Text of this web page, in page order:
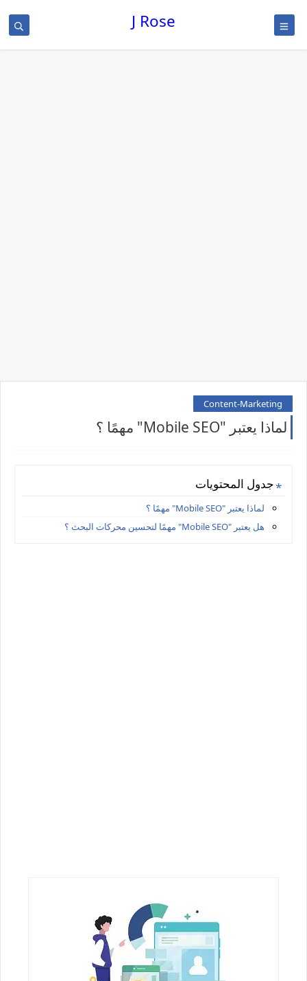
J Rose
Content-Marketing
لماذا يعتبر "Mobile SEO" مهمًا ؟
جدول المحتويات
لماذا يعتبر "Mobile SEO" مهمًا ؟
هل يعتبر "Mobile SEO" مهمًا لتحسين محركات البحث ؟